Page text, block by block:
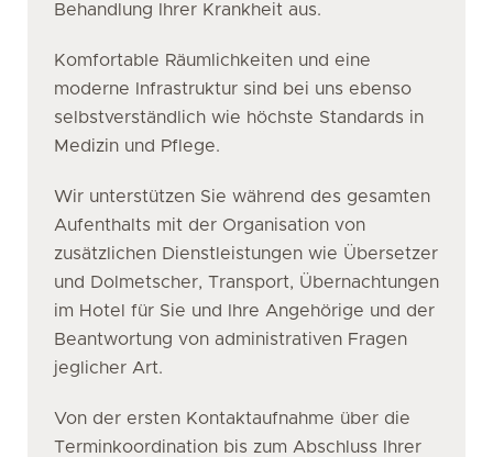
Behandlung Ihrer Krankheit aus.
Komfortable Räumlichkeiten und eine
moderne Infrastruktur sind bei uns ebenso
selbstverständlich wie höchste Standards in
Medizin und Pflege.
Wir unterstützen Sie während des gesamten
Aufenthalts mit der Organisation von
zusätzlichen Dienstleistungen wie Übersetzer
und Dolmetscher, Transport, Übernachtungen
im Hotel für Sie und Ihre Angehörige und der
Beantwortung von administrativen Fragen
jeglicher Art.
Von der ersten Kontaktaufnahme über die
Terminkoordination bis zum Abschluss Ihrer